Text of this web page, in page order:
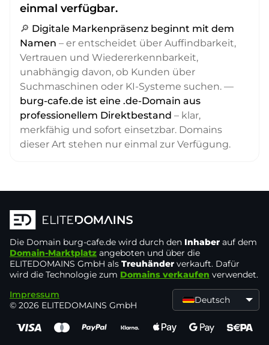
einmal verfügbar.
🔎 Digitale Markenpräsenz beginnt mit dem
Namen – er entscheidet über Auffindbarkeit,
Vertrauen und Wiedererkennbarkeit,
unabhängig davon, ob Kunden über
Suchmaschinen oder KI-Systeme suchen. —
burg-cafe.de ist eine .de-Domain aus
professionellem Direktbestand – klar,
merkfähig und sofort einsetzbar. Domains
dieser Art stehen nur einmal zur Verfügung.
Die Domain burg-cafe.de wird durch den Inhaber auf dem
Domain-Marktplatz angeboten und über die
ELITEDOMAINS GmbH als Treuhänder verkauft. Dafür
wird die Technologie zum Domains verkaufen verwendet.
Impressum
© 2026 ELITEDOMAINS GmbH
Deutsch